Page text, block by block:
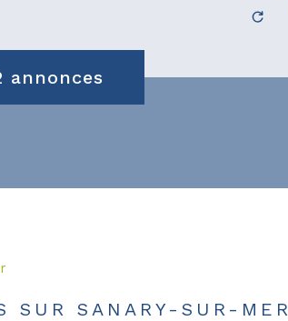
annonces
SUR SANARY-SUR-MER